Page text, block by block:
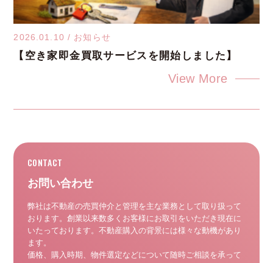
2026.01.10 / お知らせ
【空き家即金買取サービスを開始しました】
View More
お問い合わせ
弊社は不動産の売買仲介と管理を主な業務として取り扱って
おります。 創業以来数多くお客様にお取引をいただき現在に
いたっております。 不動産購入の背景には様々な動機があり
ます。
価格、購入時期、物件選定などについて随時ご相談を承って